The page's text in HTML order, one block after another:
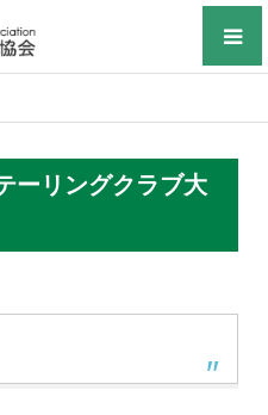
ーリングクラブ大